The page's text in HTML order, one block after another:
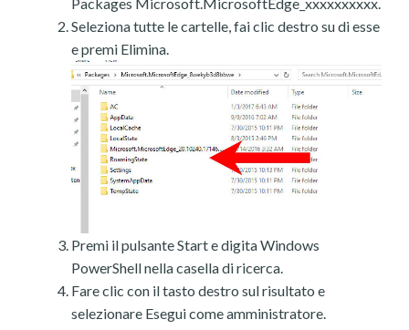
Seleziona tutte le cartelle, fai clic destro su di esse
e premi Elimina.
Premi il pulsante Start e digita Windows
PowerShell nella casella di ricerca.
Fare clic con il tasto destro sul risultato e
selezionare Esegui come amministratore.